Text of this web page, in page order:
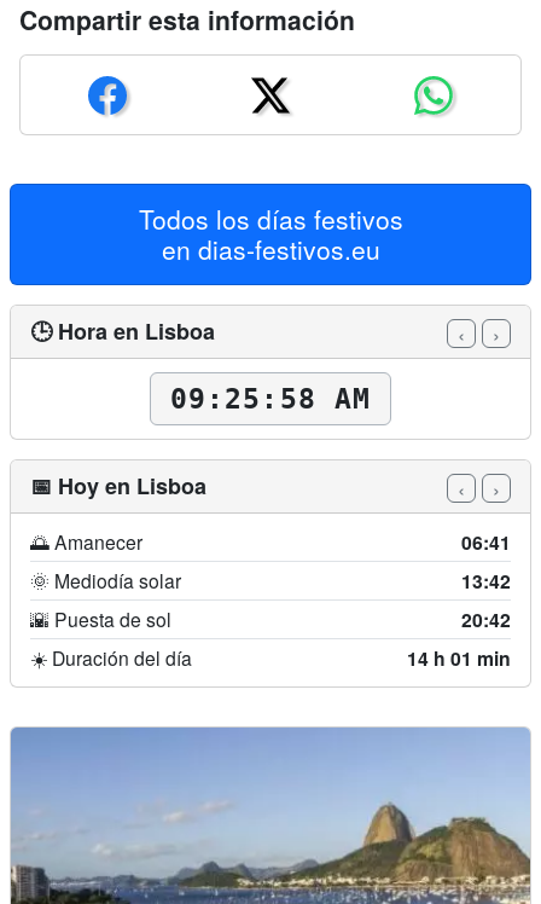
Compartir esta información
Todos los días festivos
en dias-festivos.eu
🕒 Hora en Lisboa ‹ ›
09:26:00 AM
📅 Hoy en Lisboa ‹ ›
🌅 Amanecer 06:41
🌞 Mediodía solar 13:42
🌇 Puesta de sol 20:42
☀️ Duración del día 14 h 01 min